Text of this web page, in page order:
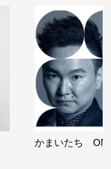
かまいたち